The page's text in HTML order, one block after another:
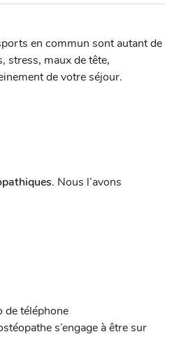
en commun sont autant de
stress, maux de tête,
de votre séjour.
. Nous l’avons
de téléphone
s’engage à être sur